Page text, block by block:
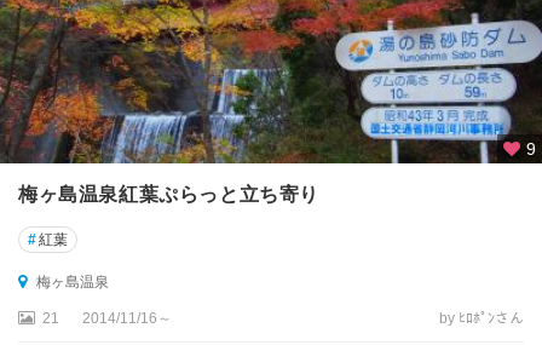
9
梅ヶ島温泉紅葉ぷらっと立ち寄り
#紅葉
梅ヶ島温泉
21 2014/11/16～ by ﾋﾛﾎﾟﾝさん